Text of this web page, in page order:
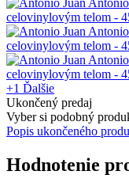
+1 Ďalšie
Ukončený predaj
Vyber si podobný
Popis ukončeného
Hodnotenie